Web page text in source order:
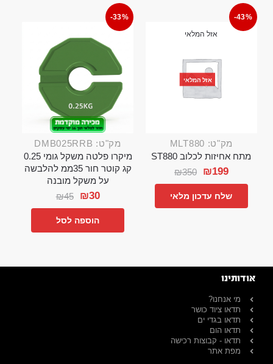
-43%
אזל המלאי
אזל המלאי
מק"ט: MLT880
מתח אחיזות לכלוב ST880
₪350 ₪199
שלח עדכון מלאי
-33%
מק"ט: DMB025RRB
מיקרו פלטה משקל גומי 0.25
קג קוטר חור 35ממ להלבשה
על משקל מובנה
₪45 ₪30
הוספה לסל
אודותינו
מי אנחנו?
תדאו ציוד כושר
תדאו בגדי ים
תדאו הום
תדאו - קבוצות רכישה
מפת אתר